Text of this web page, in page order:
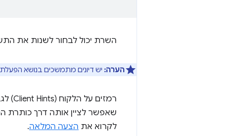
השרת יכול לבחור לשנות את
הערה: יש דיונים מתמשכים בנושא
רמזים על הלקוח (Client Hints) לגבי הסוכן המשתמש מרחיבים את טווח המאפיינים באמצעות הקידומת
שאפשר לציין אותה דרך כותרת
לקרוא את הצעה המלאה.